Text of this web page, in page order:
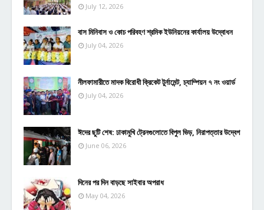
July 12, 2026
বাস মিনিবাস ও কোচ পরিবহণ শ্রমিক ইউনিয়নের কার্যালয় উদ্বোধন
July 04, 2026
নীলফামারীতে মাদক বিরোধী ক্রিকেট টুর্নামেন্ট, চ্যাম্পিয়ন ৭ নং ওয়ার্ড
July 04, 2026
ঈদের ছুটি শেষ: ঢাকামুখি ট্রেনগুলোতে বিপুল ভিড়, নিরাপত্তার উদ্বেগ
June 06, 2026
দিনের পর দিন বাড়ছে সাইবার অপরাধ
May 04, 2026